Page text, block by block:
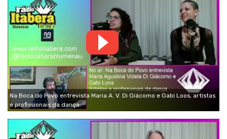
Na Boca do Povo entrevista Maria A. V. Di Giácomo e Gabi Loos, artistas
e profissionais da dança.